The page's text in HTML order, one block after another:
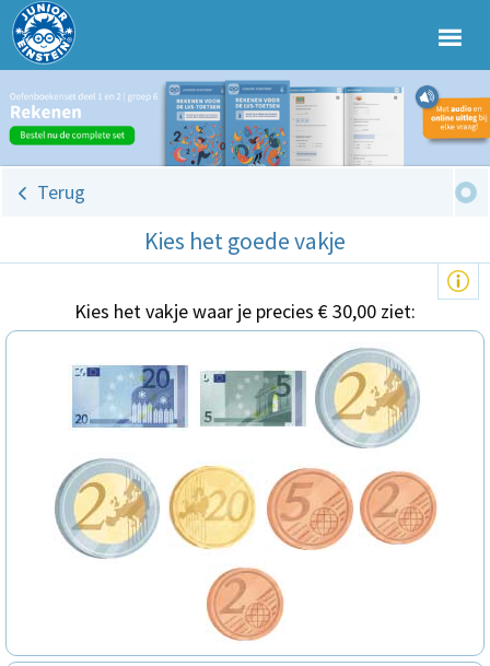
Terug
Kies het goede vakje
Kies het vakje waar je precies € 30,00 ziet: